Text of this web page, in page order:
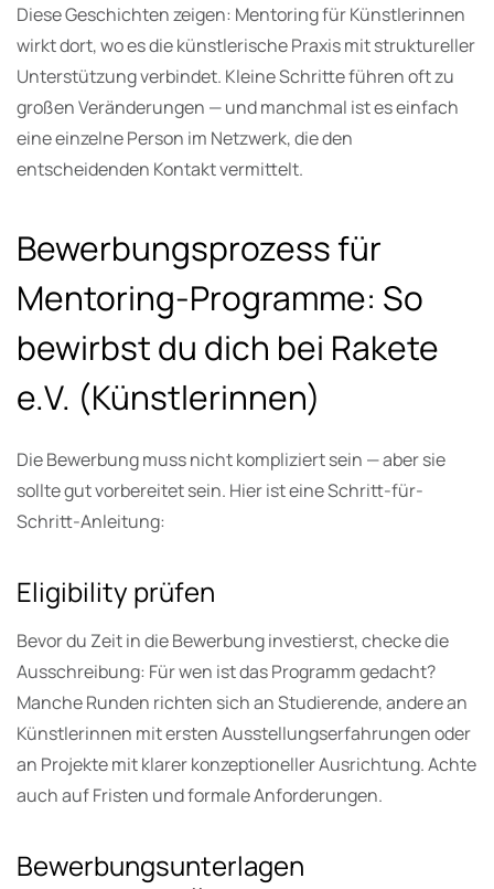
Diese Geschichten zeigen: Mentoring für Künstlerinnen
wirkt dort, wo es die künstlerische Praxis mit struktureller
Unterstützung verbindet. Kleine Schritte führen oft zu
großen Veränderungen — und manchmal ist es einfach
eine einzelne Person im Netzwerk, die den
entscheidenden Kontakt vermittelt.
Bewerbungsprozess für
Mentoring-Programme: So
bewirbst du dich bei Rakete
e.V. (Künstlerinnen)
Die Bewerbung muss nicht kompliziert sein — aber sie
sollte gut vorbereitet sein. Hier ist eine Schritt-für-
Schritt-Anleitung:
Eligibility prüfen
Bevor du Zeit in die Bewerbung investierst, checke die
Ausschreibung: Für wen ist das Programm gedacht?
Manche Runden richten sich an Studierende, andere an
Künstlerinnen mit ersten Ausstellungserfahrungen oder
an Projekte mit klarer konzeptioneller Ausrichtung. Achte
auch auf Fristen und formale Anforderungen.
Bewerbungsunterlagen